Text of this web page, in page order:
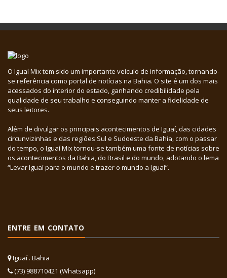
O Iguaí Mix tem sido um importante veículo de informação, tornando-
se referência como portal de notícias na Bahia. O site é um dos mais
acessados do interior do estado, ganhando credibilidade pela
qualidade de seu trabalho e conseguindo manter a fidelidade de
seus leitores.
Além de divulgar os principais acontecimentos de Iguaí, das cidades
circunvizinhas e das regiões Sul e Sudoeste da Bahia, com o passar
do tempo, o Iguaí Mix tornou-se também uma fonte de notícias sobre
os acontecimentos da Bahia, do Brasil e do mundo, adotando o lema
“Levar Iguaí para o mundo e trazer o mundo a Iguaí”.
ENTRE EM CONTATO
Iguaí . Bahia
(73) 988710421 (Whatsapp)